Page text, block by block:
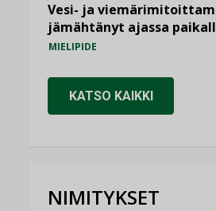
Vesi- ja
jämähtänyt ajassa
MIELIPIDE
KATSO KAIKKI
NIMITYKSET